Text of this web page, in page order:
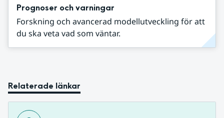
Prognoser och varningar
Forskning och avancerad modellutveckling för att
du ska veta vad som väntar.
Relaterade länkar